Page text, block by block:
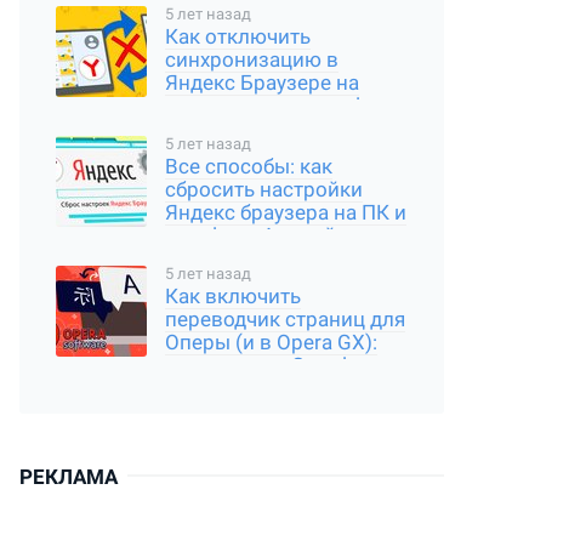
5 лет назад
Как отключить
синхронизацию в
Яндекс Браузере на
компьютере и телефоне
5 лет назад
Все способы: как
сбросить настройки
Яндекс браузера на ПК и
телефоне Андройд,
5 лет назад
Как включить
переводчик страниц для
Оперы (и в Opera GX):
расширение Google
РЕКЛАМА